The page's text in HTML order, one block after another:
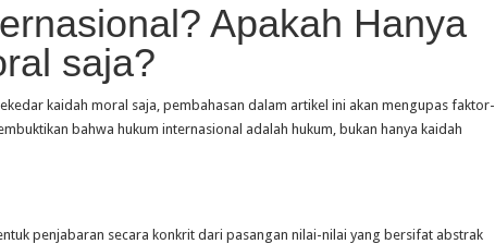
Apakah Hanya
saja?
kaidah moral saja, pembahasan dalam artikel ini akan mengupas faktor-
bahwa hukum internasional adalah hukum, bukan hanya kaidah
penjabaran secara konkrit dari pasangan nilai-nilai yang bersifat abstrak